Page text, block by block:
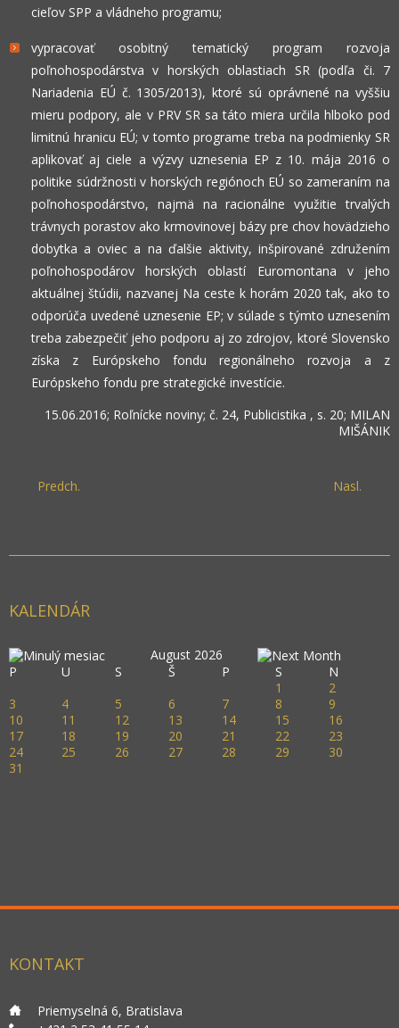
cieľov SPP a vládneho programu;
vypracovať osobitný tematický program rozvoja
poľnohospodárstva v horských oblastiach SR (podľa či. 7
Nariadenia EÚ č. 1305/2013), ktoré sú oprávnené na vyššiu
mieru podpory, ale v PRV SR sa táto miera určila hlboko pod
limitnú hranicu EÚ; v tomto programe treba na podmienky SR
aplikovať aj ciele a výzvy uznesenia EP z 10. mája 2016 o
politike súdržnosti v horských regiónoch EÚ so zameraním na
poľnohospodárstvo, najmä na racionálne využitie trvalých
trávnych porastov ako krmovinovej bázy pre chov hovädzieho
dobytka a oviec a na ďalšie aktivity, inšpirované združením
poľnohospodárov horských oblastí Euromontana v jeho
aktuálnej štúdii, nazvanej Na ceste k horám 2020 tak, ako to
odporúča uvedené uznesenie EP; v súlade s týmto uznesením
treba zabezpečiť jeho podporu aj zo zdrojov, ktoré Slovensko
získa z Európskeho fondu regionálneho rozvoja a z
Európskeho fondu pre strategické investície.
15.06.2016; Roľnícke noviny; č. 24, Publicistika , s. 20; MILAN
MIŠÁNIK
Predch. Nasl.
KALENDÁR
August 2026
P
U S Š P S
N
1
2
3
4 5 6 7 8
9
10
11 12 13 14 15
16
17
18 19 20 21 22
23
24
25 26 27 28 29
30
31
KONTAKT
Priemyselná 6, Bratislava